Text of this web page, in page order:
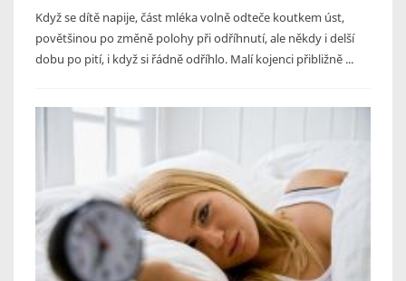
Když se dítě napije, část mléka volně odteče koutkem úst,
povětšinou po změně polohy při odříhnutí, ale někdy i delší
dobu po pití, i když si řádně odříhlo. Malí kojenci přibližně ...